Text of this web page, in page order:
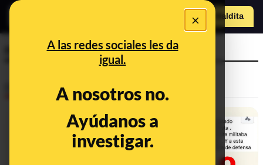
×
A las redes sociales les da
igual.
A nosotros no.
Ayúdanos a
investigar.
Hazte Maldito
a